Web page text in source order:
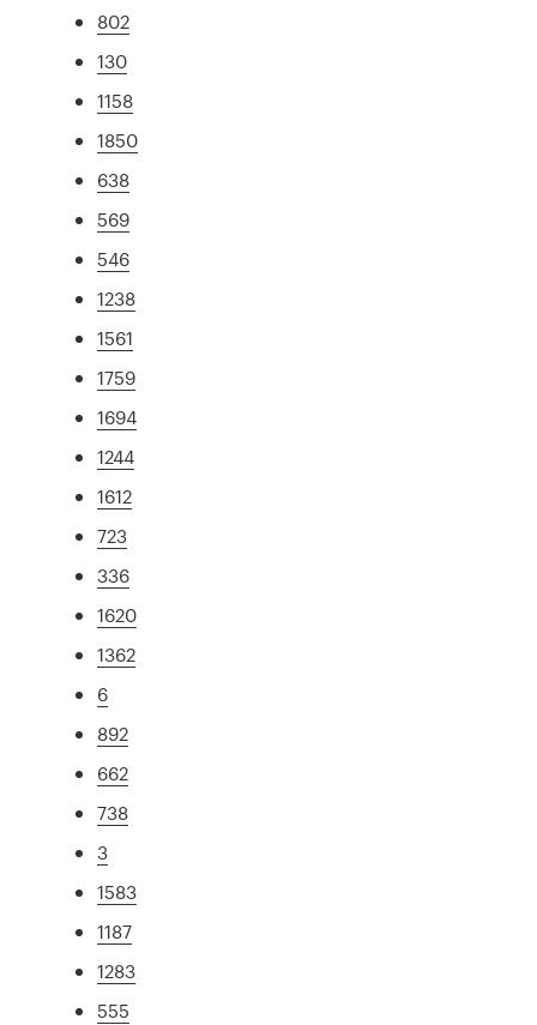
802
130
1158
1850
638
569
546
1238
1561
1759
1694
1244
1612
723
336
1620
1362
6
892
662
738
3
1583
1187
1283
555